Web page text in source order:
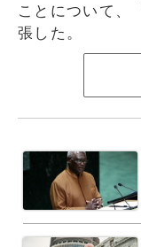
ことについて、
張した。